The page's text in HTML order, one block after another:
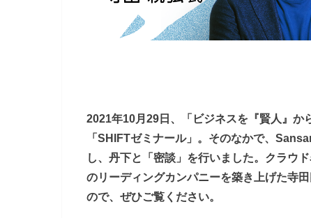
2021年10月29日、「ビジネスを『賢人』か
「SHIFTゼミナール」。そのなかで、
し、丹下と「密談」を行いました。クラウ
のリーディングカンパニーを築き上げた寺
ので、ぜひご覧ください。